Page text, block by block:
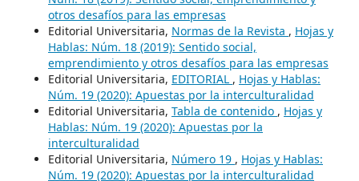
otros desafíos para las empresas
Editorial Universitaria, Normas de la Revista , Hojas y
Hablas: Núm. 18 (2019): Sentido social,
emprendimiento y otros desafíos para las empresas
Editorial Universitaria, EDITORIAL , Hojas y Hablas:
Núm. 19 (2020): Apuestas por la interculturalidad
Editorial Universitaria, Tabla de contenido , Hojas y
Hablas: Núm. 19 (2020): Apuestas por la
interculturalidad
Editorial Universitaria, Número 19 , Hojas y Hablas:
Núm. 19 (2020): Apuestas por la interculturalidad